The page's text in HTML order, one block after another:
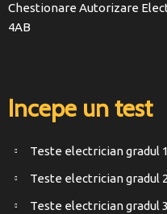
Chestionare Autorizare
4AB
Incepe un test
Teste electrician gradul 1
Teste electrician gradul 2
Teste electrician gradul 3